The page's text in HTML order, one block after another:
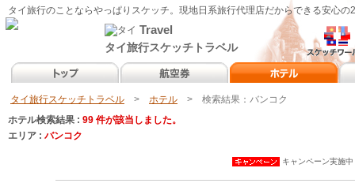
タイ旅行のことならやっぱりスケッチ。現地日系旅行代理店だからできる安心の
Travel
タイ旅行スケッチトラベル
タイ旅行スケッチトラベル > ホテル > 検索結果：バンコク
ホテル検索結果 : 99 件が該当しました。
エリア : バンコク
キャンペーン実施